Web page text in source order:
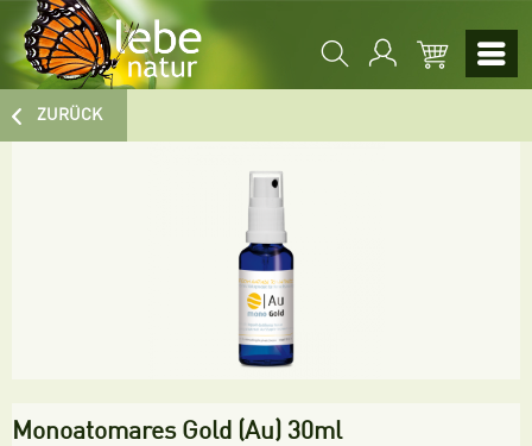
ZURÜCK
Monoatomares Gold (Au) 30ml